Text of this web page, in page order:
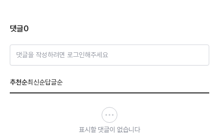
댓글0
댓글을 작성하려면 로그인해주세요
추천순최신순답글순
표시할 댓글이 없습니다